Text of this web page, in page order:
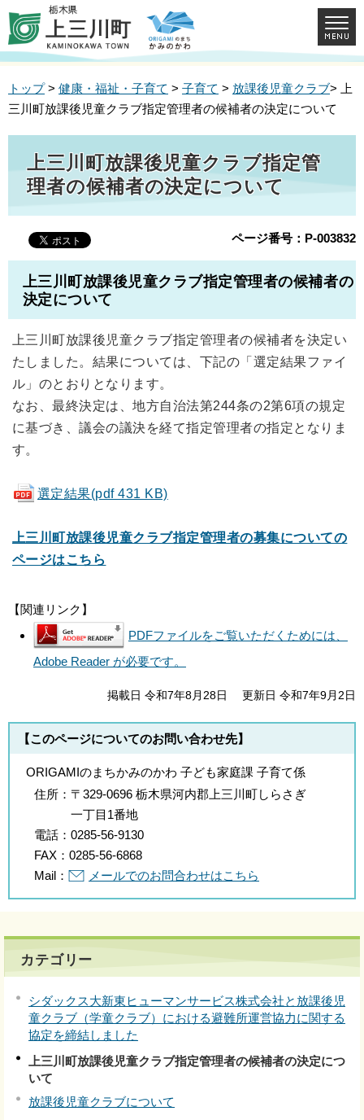
トップ> 健康・福祉・子育て > 子育て > 放課後児童クラブ> 上
三川町放課後児童クラブ指定管理者の候補者の決定について
上三川町放課後児童クラブ指定管
理者の候補者の決定について
ページ番号：P-003832
上三川町放課後児童クラブ指定管理者の候補者の
決定について
上三川町放課後児童クラブ指定管理者の候補者を決定い
たしました。結果については、下記の「選定結果ファイ
ル」のとおりとなります。
なお、最終決定は、地方自治法第244条の2第6項の規定
に基づき、議会の議決を経て指定管理者の指定となりま
す。
選定結果(pdf 431 KB)
上三川町放課後児童クラブ指定管理者の募集についての
ページはこちら
【関連リンク】
PDFファイルをご覧いただくためには、
Adobe Reader が必要です。
掲載日 令和7年8月28日 更新日 令和7年9月2日
【このページについてのお問い合わせ先】
ORIGAMIのまちかみのかわ 子ども家庭課 子育て係
住所： 〒329-0696 栃木県河内郡上三川町しらさぎ
一丁目1番地
電話： 0285-56-9130
FAX： 0285-56-6868
Mail：
メールでのお問合わせはこちら
カテゴリー
シダックス大新東ヒューマンサービス株式会社と放課後児
童クラブ（学童クラブ）における避難所運営協力に関する
協定を締結しました
上三川町放課後児童クラブ指定管理者の候補者の決定につ
いて
放課後児童クラブについて